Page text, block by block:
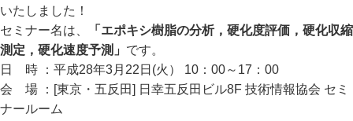
いたしました！
セミナー名は、
「エポキシ樹脂の分析，硬化度評価，硬化収縮
測定，硬化速度予測」 です。
日 時 ：平成28年3月22日(火） 10：00～17：00
会 場 ：[東京・五反田] 日幸五反田ビル8F 技術情報協会 セミ
ナールーム